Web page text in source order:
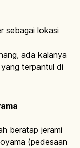
sebagai lokasi
ada kalanya
terpantul di
beratap jerami
(pedesaan